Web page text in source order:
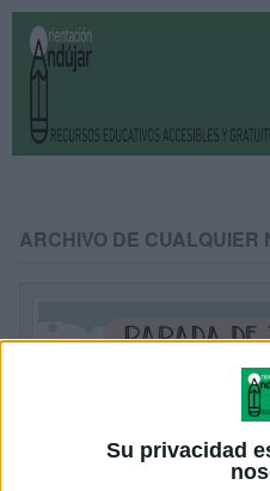
Su privacidad
ARCHIVO DE CUALQUIER